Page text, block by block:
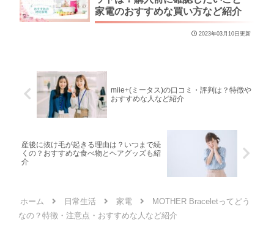
家電のおすすめな買い方など紹介
2023年03月10日更新
miie+(ミータス)の口コミ・評判は？特徴や
おすすめな人など紹介
産後に抜け毛が起きる理由は？いつまで続
くの？おすすめな食べ物とヘアグッズも紹
介
ホーム 日常生活 家電
MOTHER Braceletってどう
なの？特徴・注意点・おすすめな人など紹介